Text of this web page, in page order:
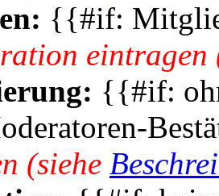
{{#if:
eintragen
{{#if:
(siehe